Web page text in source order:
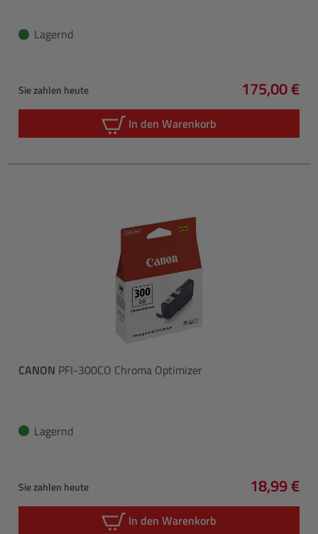
Lagernd
Sie zahlen heute
Regulärer
175,00 €
In den Warenkorb
CANON PFI-300CO Chroma Optimizer
Lagernd
Sie zahlen heute 18,99 €
In den Warenkorb